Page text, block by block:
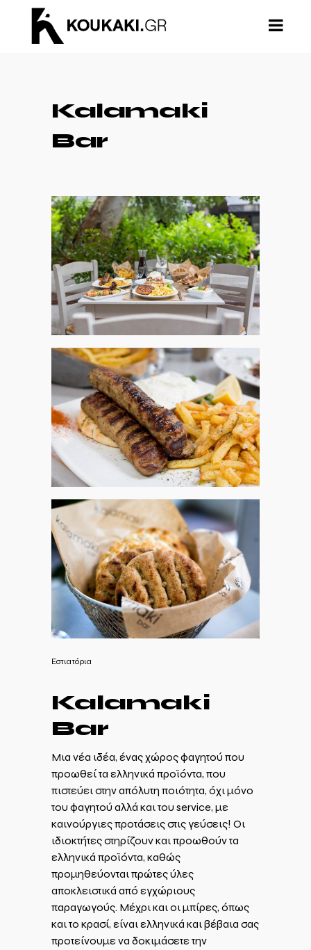
Kalamaki
Bar
Eστιατόρια
Kalamaki
Bar
Μια νέα ιδέα, ένας χώρος φαγητού που
προωθεί τα ελληνικά προϊόντα, που
πιστεύει στην απόλυτη ποιότητα, όχι μόνο
του φαγητού αλλά και του service, με
καινούργιες προτάσεις στις γεύσεις! Οι
ιδιοκτήτες στηρίζουν και προωθούν τα
ελληνικά προϊόντα, καθώς
προμηθεύονται πρώτες ύλες
αποκλειστικά από εγχώριους
παραγωγούς. Μέχρι και οι μπίρες, όπως
και το κρασί, είναι ελληνικά και βέβαια σας
προτείνουμε να δοκιμάσετε την